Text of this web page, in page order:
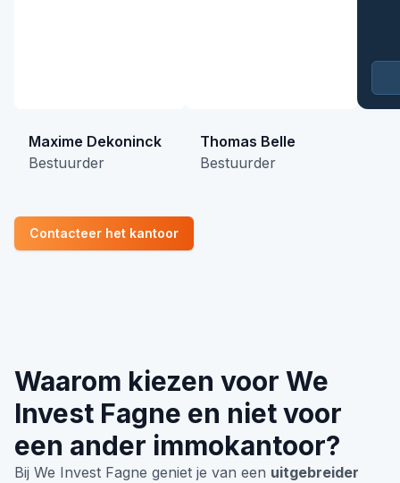
Maxime Dekoninck
Bestuurder
Thomas Belle
Bestuurder
Contacteer het kantoor
Waarom kiezen voor We
Invest Fagne en niet voor
een ander immokantoor?
Bij We Invest Fagne geniet je van een uitgebreider